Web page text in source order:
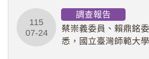
行拍攝特定樣態性影
劉師。該生因畏懼成
115
07-24
調查報告
蔡崇義委員、賴鼎銘
悉，國立臺灣師範大